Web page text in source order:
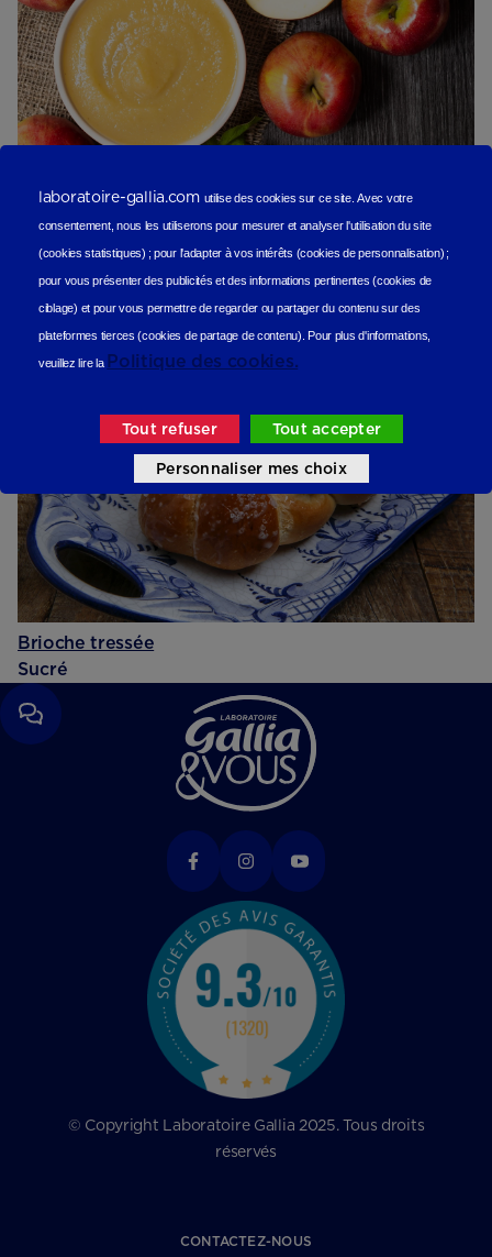
Compote de pommes aux spéculoos
Sucré
Brioche tressée
Sucré
© Copyright Laboratoire Gallia 2025. Tous droits
réservés
CONTACTEZ-NOUS
laboratoire-gallia.com utilise des cookies sur ce site.Avec votre
consentement, nous les utiliseronspour mesurer et analyser l'utilisation du site
(cookies statistiques) ;pour l'adapter à vos intérêts (cookies de personnalisation) ;
pour vous présenter des publicités et des informations pertinentes (cookies de
ciblage) et pour vous permettre de regarder ou partager du contenu sur des
plateformes tierces (cookies de partage de contenu). Pour plus d'informations,
veuillez lire la Politique des cookies.
Tout refuser Tout accepter
Personnaliser mes choix